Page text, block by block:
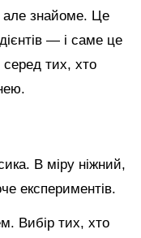
але знайоме. Це
— і саме це
тих, хто
В міру ніжний,
експериментів.
Вибір тих, хто